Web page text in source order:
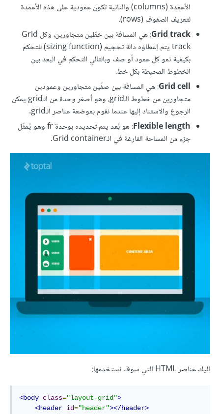
الأعمدة (columns) والثانية تكون عمودية على هذه الأعمدة
لتعريف الصفوف (rows).
Grid track
: هي المسافة بين خطّين متجاورين، وكل Grid
track يتم إعطاؤه دالة تحجيم (sizing function) للتحكم
بكيفية نمو كل عمود أو صف وبالتالي التحكم في البعد بين
الخطوط المحيطة بكل خط.
Grid cell: هي المسافة بين صفّين متجاورين وعمودين
متجاورين من خطوط الـgrid، وهو أصغر وحدة من الـgrid يمكن
الرجوع والاستناد إليها عندما نقوم بموضعة عناصر الـgrid.
Flexible length
: هو بُعد يتم تحديده بوحدة fr وهو يُمثّل
جزء من المساحة الفارغة في الـGrid container.
إليك عناصر HTML التي سوف نستخدمها:
<body class="layout-grid">
<header id="header"></header>